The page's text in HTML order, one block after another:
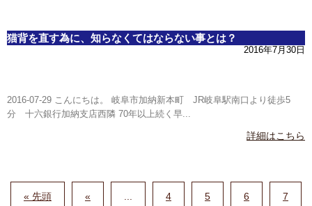
猫背を直す為に、知らなくてはならない事とは？
2016年7月30日
2016-07-29 こんにちは。 岐阜市加納新本町 JR岐阜駅南口より徒歩5
分 十六銀行加納支店西隣 70年以上続く早...
詳細はこちら
« 先頭 « 4 5 6 7